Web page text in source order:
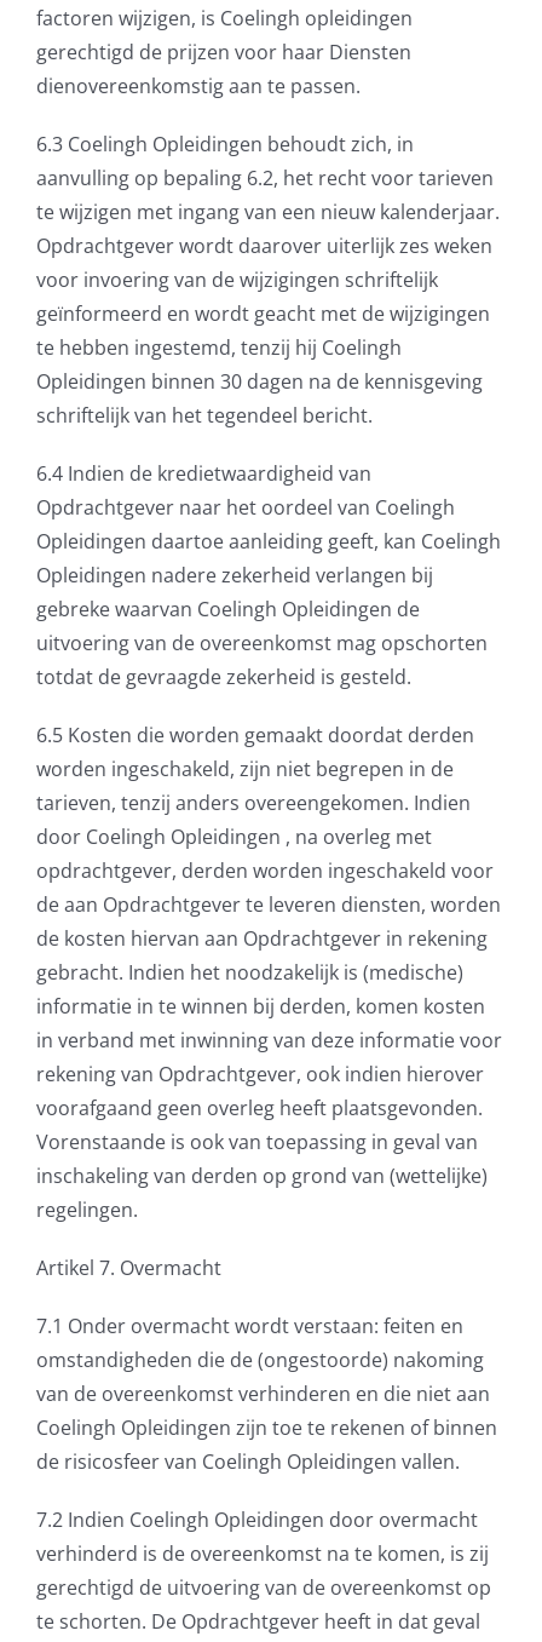
factoren wijzigen, is Coelingh opleidingen
gerechtigd de prijzen voor haar Diensten
dienovereenkomstig aan te passen.
6.3 Coelingh Opleidingen behoudt zich, in
aanvulling op bepaling 6.2, het recht voor tarieven
te wijzigen met ingang van een nieuw kalenderjaar.
Opdrachtgever wordt daarover uiterlijk zes weken
voor invoering van de wijzigingen schriftelijk
geïnformeerd en wordt geacht met de wijzigingen
te hebben ingestemd, tenzij hij Coelingh
Opleidingen binnen 30 dagen na de kennisgeving
schriftelijk van het tegendeel bericht.
6.4 Indien de kredietwaardigheid van
Opdrachtgever naar het oordeel van Coelingh
Opleidingen daartoe aanleiding geeft, kan Coelingh
Opleidingen nadere zekerheid verlangen bij
gebreke waarvan Coelingh Opleidingen de
uitvoering van de overeenkomst mag opschorten
totdat de gevraagde zekerheid is gesteld.
6.5 Kosten die worden gemaakt doordat derden
worden ingeschakeld, zijn niet begrepen in de
tarieven, tenzij anders overeengekomen. Indien
door Coelingh Opleidingen , na overleg met
opdrachtgever, derden worden ingeschakeld voor
de aan Opdrachtgever te leveren diensten, worden
de kosten hiervan aan Opdrachtgever in rekening
gebracht. Indien het noodzakelijk is (medische)
informatie in te winnen bij derden, komen kosten
in verband met inwinning van deze informatie voor
rekening van Opdrachtgever, ook indien hierover
voorafgaand geen overleg heeft plaatsgevonden.
Vorenstaande is ook van toepassing in geval van
inschakeling van derden op grond van (wettelijke)
regelingen.
Artikel 7. Overmacht
7.1 Onder overmacht wordt verstaan: feiten en
omstandigheden die de (ongestoorde) nakoming
van de overeenkomst verhinderen en die niet aan
Coelingh Opleidingen zijn toe te rekenen of binnen
de risicosfeer van Coelingh Opleidingen vallen.
7.2 Indien Coelingh Opleidingen door overmacht
verhinderd is de overeenkomst na te komen, is zij
gerechtigd de uitvoering van de overeenkomst op
te schorten. De Opdrachtgever heeft in dat geval